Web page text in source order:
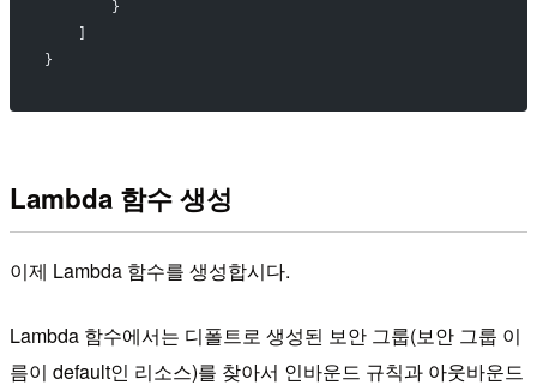
        }
    ]
}
Lambda 함수 생성
이제 Lambda 함수를 생성합시다.
Lambda 함수에서는 디폴트로 생성된 보안 그룹(보안 그룹 이
름이 default인 리소스)를 찾아서 인바운드 규칙과 아웃바운드